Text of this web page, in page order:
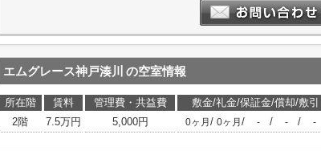
エムグレース神戸湊川 の空室情報
所在階 賃料 管理費・共益費 敷金/礼金/保証金/償却/敷引
2階
7.5万円 5,000円 0ヶ月 / 0ヶ月 / - / - / -